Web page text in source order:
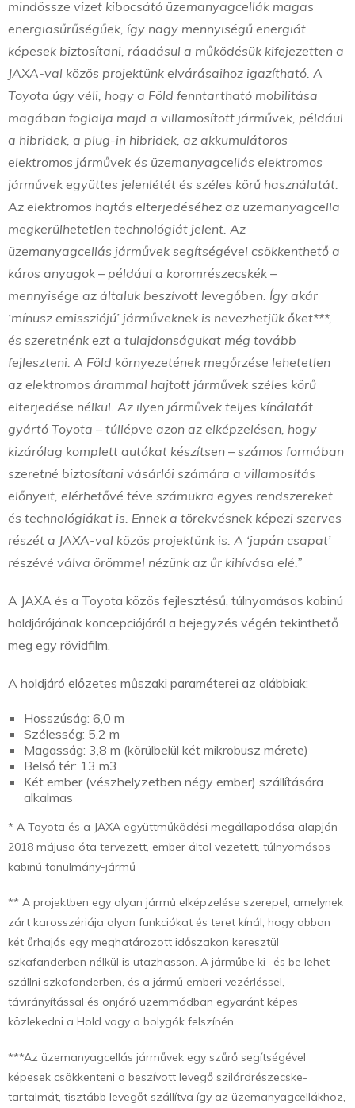
mindössze vizet kibocsátó üzemanyagcellák magas
energiasűrűségűek, így nagy mennyiségű energiát
képesek biztosítani, ráadásul a működésük kifejezetten a
JAXA-val közös projektünk elvárásaihoz igazítható. A
Toyota úgy véli, hogy a Föld fenntartható mobilitása
magában foglalja majd a villamosított járművek, például
a hibridek, a plug-in hibridek, az akkumulátoros
elektromos járművek és üzemanyagcellás elektromos
járművek együttes jelenlétét és széles körű használatát.
Az elektromos hajtás elterjedéséhez az üzemanyagcella
megkerülhetetlen technológiát jelent. Az
üzemanyagcellás járművek segítségével csökkenthető a
káros anyagok – például a koromrészecskék –
mennyisége az általuk beszívott levegőben. Így akár
‘mínusz emissziójú’ járműveknek is nevezhetjük őket***,
és szeretnénk ezt a tulajdonságukat még tovább
fejleszteni. A Föld környezetének megőrzése lehetetlen
az elektromos árammal hajtott járművek széles körű
elterjedése nélkül. Az ilyen járművek teljes kínálatát
gyártó Toyota – túllépve azon az elképzelésen, hogy
kizárólag komplett autókat készítsen – számos formában
szeretné biztosítani vásárlói számára a villamosítás
előnyeit, elérhetővé téve számukra egyes rendszereket
és technológiákat is. Ennek a törekvésnek képezi szerves
részét a JAXA-val közös projektünk is. A ‘japán csapat’
részévé válva örömmel nézünk az űr kihívása elé.”
A JAXA és a Toyota közös fejlesztésű, túlnyomásos kabinú
holdjárójának koncepciójáról a bejegyzés végén tekinthető
meg egy rövidfilm.
A holdjáró előzetes műszaki paraméterei az alábbiak:
Hosszúság: 6,0 m
Szélesség: 5,2 m
Magasság: 3,8 m (körülbelül két mikrobusz mérete)
Belső tér: 13 m3
Két ember (vészhelyzetben négy ember) szállítására
alkalmas
* A Toyota és a JAXA együttműködési megállapodása alapján
2018 májusa óta tervezett, ember által vezetett, túlnyomásos
kabinú tanulmány-jármű
** A projektben egy olyan jármű elképzelése szerepel, amelynek
zárt karosszériája olyan funkciókat és teret kínál, hogy abban
két űrhajós egy meghatározott időszakon keresztül
szkafanderben nélkül is utazhasson. A járműbe ki- és be lehet
szállni szkafanderben, és a jármű emberi vezérléssel,
távirányítással és önjáró üzemmódban egyaránt képes
közlekedni a Hold vagy a bolygók felszínén.
***Az üzemanyagcellás járművek egy szűrő segítségével
képesek csökkenteni a beszívott levegő szilárdrészecske-
tartalmát, tisztább levegőt szállítva így az üzemanyagcellákhoz,